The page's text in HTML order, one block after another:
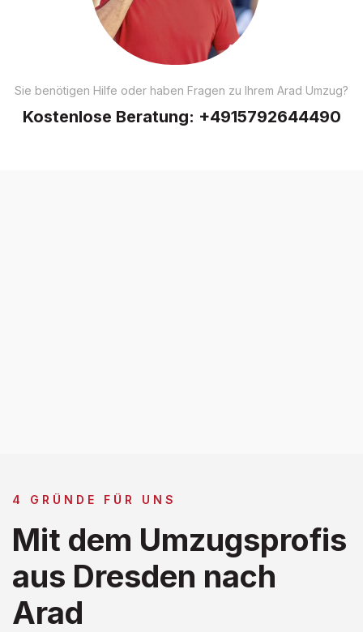
Sie benötigen Hilfe oder haben Fragen zu Ihrem Arad Umzug?
Kostenlose Beratung: +4915792644490
4 GRÜNDE FÜR UNS
Mit dem Umzugsprofis
aus Dresden nach
Arad